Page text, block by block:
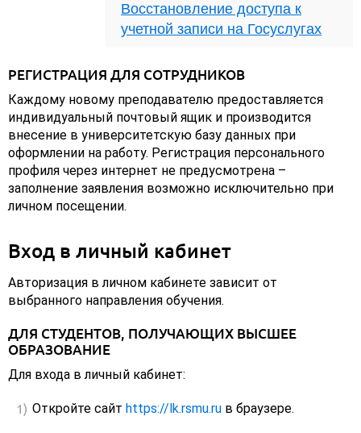
Восстановление доступа к
учетной записи на Госуслугах
РЕГИСТРАЦИЯ ДЛЯ СОТРУДНИКОВ
Каждому новому преподавателю предоставляется
индивидуальный почтовый ящик и производится
внесение в университетскую базу данных при
оформлении на работу. Регистрация персонального
профиля через интернет не предусмотрена –
заполнение заявления возможно исключительно при
личном посещении.
Вход в личный кабинет
Авторизация в личном кабинете зависит от
выбранного направления обучения.
ДЛЯ СТУДЕНТОВ, ПОЛУЧАЮЩИХ ВЫСШЕЕ
ОБРАЗОВАНИЕ
Для входа в личный кабинет:
Откройте сайт https://lk.rsmu.ru в браузере.